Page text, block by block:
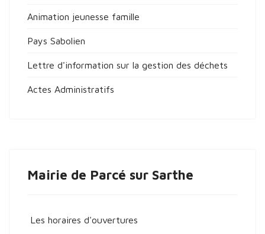
Animation jeunesse famille
Pays Sabolien
Lettre d'information sur la gestion des déchets
Actes Administratifs
Mairie de Parcé sur Sarthe
Les horaires d'ouvertures